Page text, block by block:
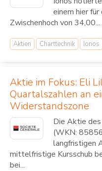
einem hier
Zwischenhoch von 34,00...
Aktien Charttechnik Ionos
Aktie im Fokus: Eli
Quartalszahlen an
Widerstandszone
Die Aktie
(WKN:
langfristigen
mittelfristige Kursschub
bei...